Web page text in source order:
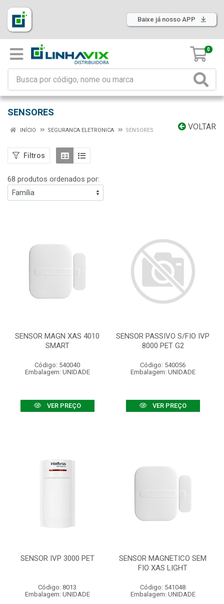
Baixe já nosso APP
0
SENSORES
VOLTAR
INÍCIO SEGURANCA ELETRONICA SENSORES
Filtros
68 produtos ordenados por:
SENSOR MAGN XAS 4010
SMART
Código: 540040
Embalagem: UNIDADE
VER PREÇO
SENSOR PASSIVO S/FIO IVP
8000 PET G2
Código: 540056
Embalagem: UNIDADE
VER PREÇO
SENSOR IVP 3000 PET
Código: 8013
Embalagem: UNIDADE
SENSOR MAGNETICO SEM
FIO XAS LIGHT
Código: 541048
Embalagem: UNIDADE